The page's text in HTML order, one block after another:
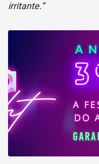
irritante.”